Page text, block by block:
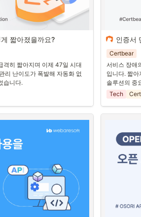
자주 갱신해
시작된 새로운 문
니었나?”
발급하면 2~3년은 넉넉히
짧아졌을까요?
격히 짧아지며 이제 47일 시대
리 난이도가 폭발해 자동화 없
습니다.
인
본 적
IT 운영팀이
니다.
그중에서도
이죠.
“사이트에
운영팀엔
식은땀을 흘
인증서
Certbear
서비스 장애
입니다. 짧
솔루션의 중
Tech